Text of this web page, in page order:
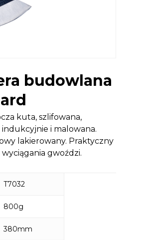
budowlana
kuta, szlifowana,
i malowana.
lakierowany. Praktyczny
gwoździ.
T7032
800g
380mm